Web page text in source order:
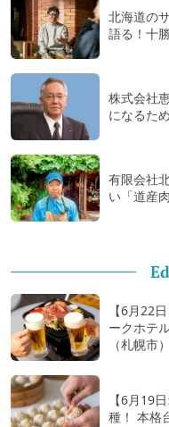
北海道の
語る！十
株式会社
になるた
有限会社
い「道産
【6月22
ークホテ
（札幌市）
【6月19
種！ 本格